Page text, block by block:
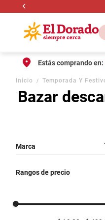
Estás comprando en:
Inicio Temporada Y
Bazar
Marca
OTRAS MARCAS
Rangos de precio